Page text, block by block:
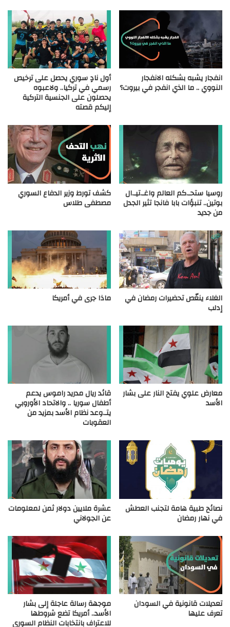
انفجار يشبه بشكله الانفجار
النووي .. ما الذي انفجر في بيروت؟
أول نادٍ سوري يحصل على ترخيص
رسمي في تركيا.. ولاعبوه
يحصلون على الجنسية التركية
إليكم قصته
روسيا ستحـ.كم العالم واغـ.تيـ.ال
بوتين.. تنبؤات بابا فانجا تثير الجدل
من جديد
كشف تورط وزير الدفاع السوري
مصطفى طلاس
الغلاء ينغّص تحضيرات رمضان في
إدلب
ماذا جرى في أمريكا
معارض علوي يفتح النار على بشار
الأسد
قائد ريال مدريد راموس يدعم
أطفال سوريا .. والاتحاد الأوروبي
يتـ.وعد نظام الأسد بمزيد من
العقوبات
نصائح طبية هامة لتجنب العطش
في نهار رمضان
عشرة ملايين دولار ثمن لمعلومات
عن الجولاني
تعديلات قانونية في السودان
تعرف عليها
موجهة رسالة عاجلة إلى بشار
الأسد.. أمريكا تضع شروطها
للاعتراف بانتخابات النظام السوري